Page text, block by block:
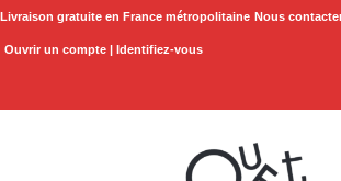
Aller
Livraison gratuite en France métropolitaine Nous
Ouvrir un compte | Identifiez-vous